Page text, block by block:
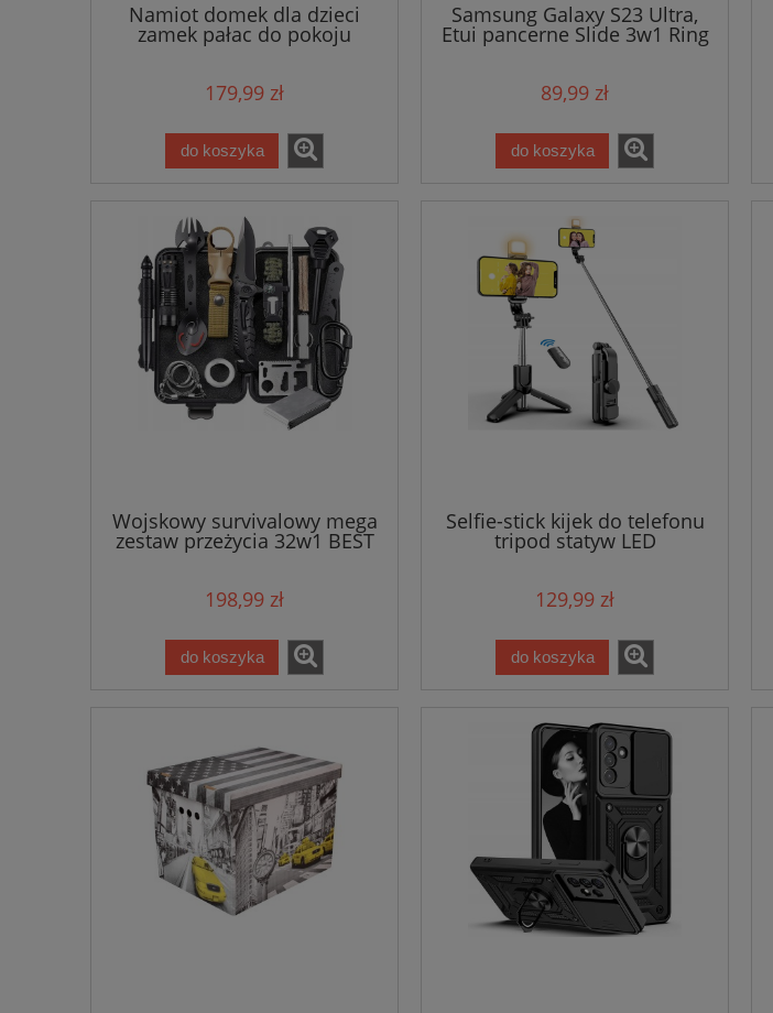
Namiot domek dla dzieci
zamek pałac do pokoju
ogrodu domu + lampki LED
179,99 zł
do koszyka
Samsung Galaxy S23 Ultra,
Etui pancerne Slide 3w1 Ring
89,99 zł
do koszyka
Wojskowy survivalowy mega
zestaw przeżycia 32w1 BEST
198,99 zł
do koszyka
Selfie-stick kijek do telefonu
tripod statyw LED
129,99 zł
do koszyka